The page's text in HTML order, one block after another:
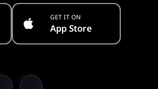
GET IT ON
App Store